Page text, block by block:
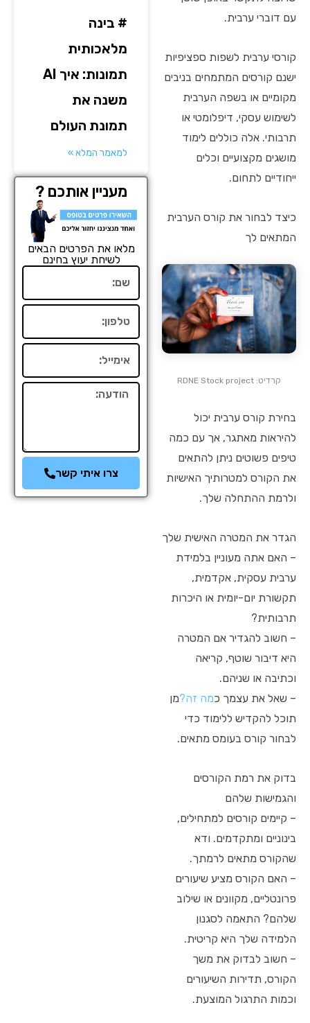
עם דוברי ערבית.
קורסי ערבית לשפות ספציפיות
ישנם קורסים המתמחים בניבים
מקומיים או בשפה הערבית
לשימוש עסקי, דיפלומטי או
תרבותי. אלה כוללים לימוד
מושגים מקצועיים וכלים
ייחודיים לתחום.
כיצד לבחור את קורס הערבית
המתאים לך
קרדיט: RDNE Stock project
בחירת קורס ערבית יכול
להיראות מאתגר, אך עם כמה
טיפים פשוטים ניתן להתאים
את הקורס למטרותיך האישיות
ולרמת ההתחלה שלך.
הגדר את המטרה האישית שלך
– האם אתה מעוניין בלמידת
ערבית עסקית, אקדמית,
תקשורת יום-יומית או היכרות
תרבותית?
– חשוב להגדיר אם המטרה
היא דיבור שוטף, קריאה
וכתיבה או שניהם.
– שאל את עצמך כמה זה?מן
תוכל להקדיש ללימוד כדי
לבחור קורס בעומס מתאים.
בדוק את רמת הקורסים
והגמישות שלהם
– קיימים קורסים למתחילים,
בינוניים ומתקדמים. ודא
שהקורס מתאים לרמתך.
– האם הקורס מציע שיעורים
פרונטליים, מקוונים או שילוב
שלהם? התאמה לסגנון
הלמידה שלך היא קריטית.
– חשוב לבדוק את משך
הקורס, תדירות השיעורים
וכמות התרגול המוצעת.
# בינה
מלאכותית
תמונות: איך AI
משנה את
תמונת העולם
למאמר המלא »
מעניין אותכם ?
מלאו את הפרטים הבאים
לשיחת יעוץ בחינם
הודעה
צרו איתי קשר